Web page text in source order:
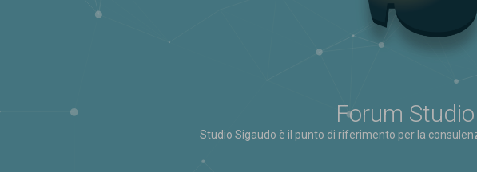
Forum
Studio Sigaudo è il punto di riferimento per la